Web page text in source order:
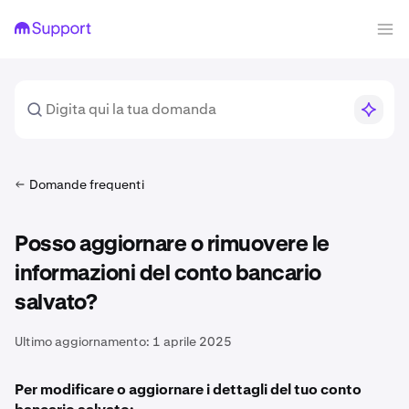
Domande frequenti
Posso aggiornare o rimuovere le
informazioni del conto bancario
salvato?
Ultimo aggiornamento: 1 aprile 2025
Per modificare o aggiornare i dettagli del tuo conto